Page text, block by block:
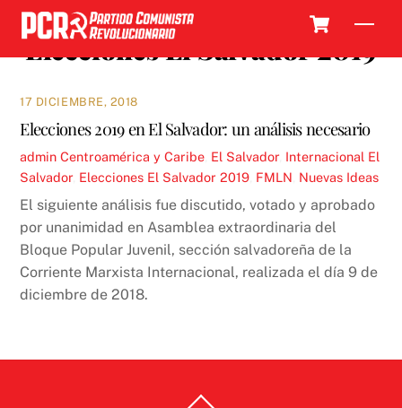
Skip
contentElecciones El Salvador 2019
17 DICIEMBRE, 2018
Elecciones 2019 en El Salvador: un análisis necesario
admin Centroamérica y Caribe El Salvador, Internacional El
Salvador, Elecciones El Salvador 2019 FMLN Nuevas Ideas
El siguiente análisis fue discutido, votado y aprobado
por unanimidad en Asamblea extraordinaria del
Bloque Popular Juvenil, sección salvadoreña de la
Corriente Marxista Internacional, realizada el día 9 de
diciembre de 2018.